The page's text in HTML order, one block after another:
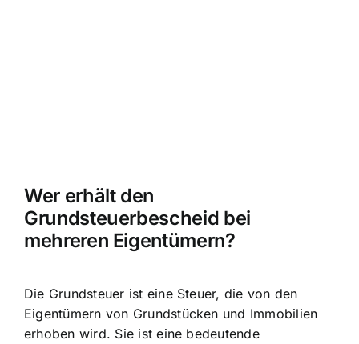
Wer erhält den
Grundsteuerbescheid bei
mehreren Eigentümern?
Die Grundsteuer ist eine Steuer, die von den
Eigentümern von Grundstücken und Immobilien
erhoben wird. Sie ist eine bedeutende